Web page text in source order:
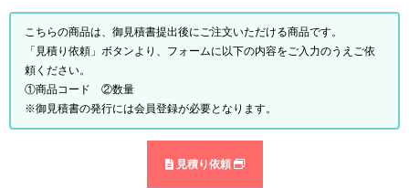
こちらの商品は、御見積書提出後にご注文いただける商品です。
「見積り依頼」ボタンより、フォームに以下の内容をご入力のうえご依
頼ください。
①商品コード ②数量
※御見積書の発行には会員登録が必要となります。
見積り依頼